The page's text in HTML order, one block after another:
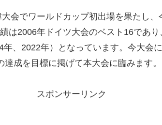
会でワールドカップ初出場を果たし
は2006年ドイツ大会のベスト16であ
、2022年）となっています。今大会
成を目標に掲げて本大会に臨みます。
スポンサーリンク